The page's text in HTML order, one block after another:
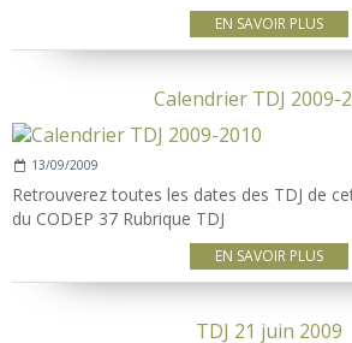
EN SAVOIR PLUS
Calendrier TDJ 2009-
13/09/2009
Retrouverez toutes les dates des TDJ de
du CODEP 37 Rubrique TDJ
EN SAVOIR PLUS
TDJ 21 juin 2009